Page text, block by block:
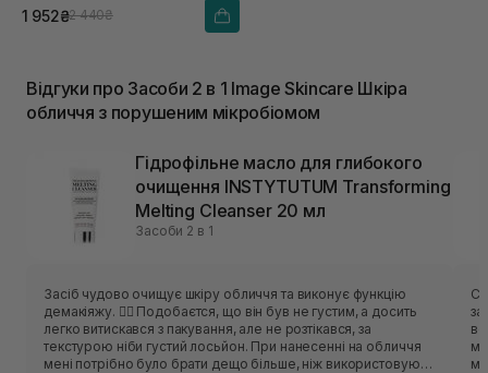
1 952₴2 440₴
Відгуки про Засоби 2 в 1 Image Skincare Шкіра
обличчя з порушеним мікробіомом
Гідрофільне масло для глибокого
очищення INSTYTUTUM Transforming
Melting Cleanser 20 мл
Засоби 2 в 1
Засіб чудово очищує шкіру обличчя та виконує функцію
демакіяжу. ❤️‍🔥 Подобаєтся, що він був не густим, а досить
легко витискався з пакування, але не розтікався, за
текстурою ніби густий лосьйон. При нанесенні на обличчя
мені потрібно було брати дещо більше, ніж використовую